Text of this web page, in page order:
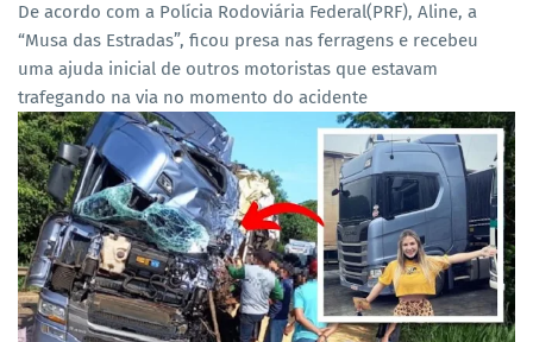
De acordo com a Polícia Rodoviária Federal(PRF), Aline, a
“Musa das Estradas”, ficou presa nas ferragens e recebeu
uma ajuda inicial de outros motoristas que estavam
trafegando na via no momento do acidente